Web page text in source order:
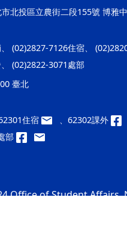
北投區立農街二段155號 博雅
(02)2827-7126住宿、
(02)2822-3071處部
臺北
住宿 、62302課外
部
Office of Student Affairs,